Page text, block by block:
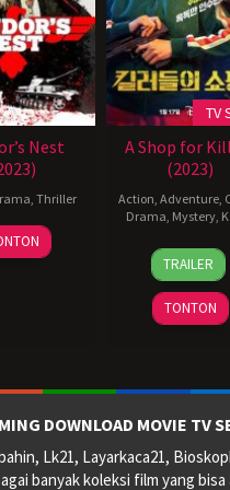
Nest
Thriller
TV
A Shop for
(2023)
Action Adventure,
Drama Mystery,
17
Jan
2024
Lee
Eon-
hee
TRAILER
TONTON
DOWNLOAD MOVIE TV
Lk21, Layarkaca21,
banyak koleksi film yang